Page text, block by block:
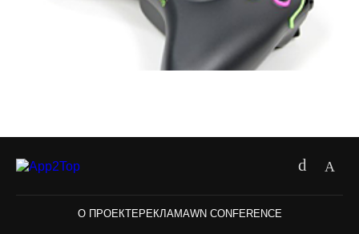
О ПРОЕКТЕРЕКЛАМАWN CONFERENCE